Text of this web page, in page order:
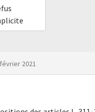
2021